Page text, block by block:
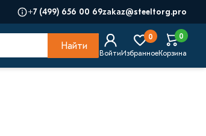
+7 (499) 656 00 69zakaz@steeltorg.pro
Найти
ВойтиИзбранное
0
Корзина
0